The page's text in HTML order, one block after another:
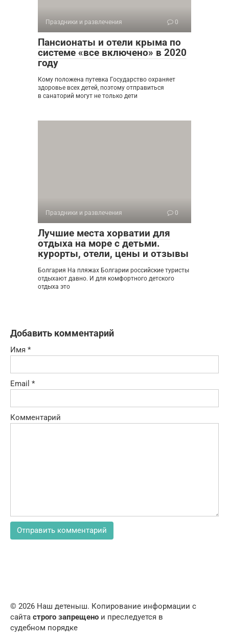
Праздники и развлечения 0
Пансионаты и отели крыма по
системе «все включено» в 2020
году
Кому положена путевка Государство охраняет
здоровье всех детей, поэтому отправиться
в санаторий могут не только дети
Праздники и развлечения 0
Лучшие места хорватии для
отдыха на море с детьми.
курорты, отели, цены и отзывы
Болгария На пляжах Болгарии российские туристы
отдыхают давно. И для комфортного детского
отдыха это
Добавить комментарий
Имя *
Email *
Комментарий
© 2026 Наш детеныш. Копирование информации с
сайта строго запрещено и преследуется в
судебном порядке